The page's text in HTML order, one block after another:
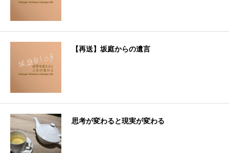
【再送】坂庭からの遺言
思考が変わると現実が変わる